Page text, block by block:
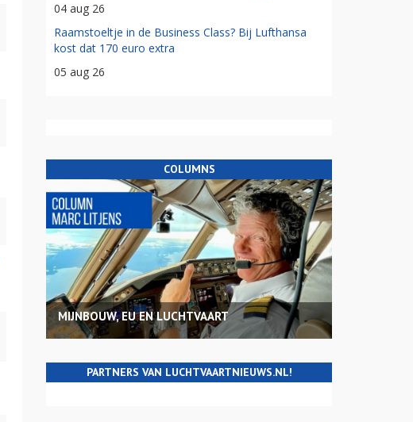
04 aug 26
Raamstoeltje in de Business Class? Bij Lufthansa
kost dat 170 euro extra
05 aug 26
COLUMNS
MIJNBOUW, EU EN LUCHTVAART
PARTNERS VAN LUCHTVAARTNIEUWS.NL!